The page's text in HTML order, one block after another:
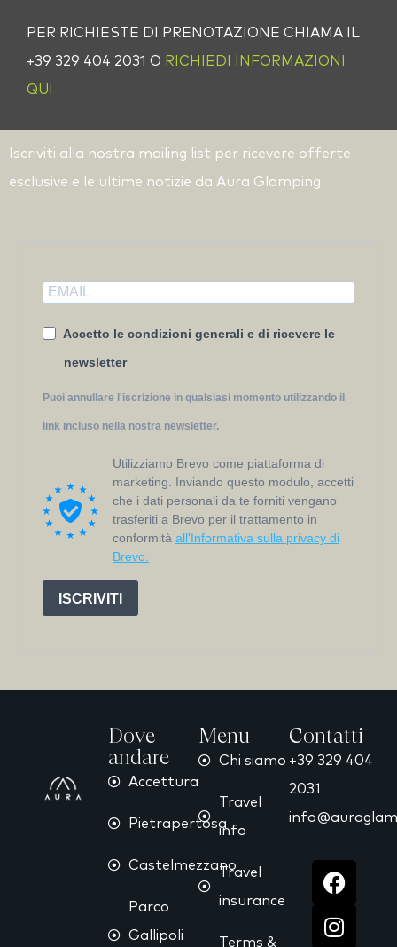
PER RICHIESTE DI PRENOTAZIONE CHIAMA IL
+39 329 404 2031 O RICHIEDI INFORMAZIONI
QUI
Iscriviti alla nostra mailing list per ricevere offerte
esclusive e le ultime notizie da Aura Glamping
Accetto le condizioni generali e di ricevere le
newsletter
Puoi annullare l'iscrizione in qualsiasi momento utilizzando il
link incluso nella nostra newsletter.
Utilizziamo Brevo come piattaforma di
marketing. Inviando questo modulo, accetti
che i dati personali da te forniti vengano
trasferiti a Brevo per il trattamento in
conformità all'Informativa sulla privacy di
Brevo.
ISCRIVITI
Dove
andare
Accettura
Pietrapertosa
Castelmezzano
Parco
Gallipoli
Menu
Chi siamo
Travel
info
Travel
insurance
Terms &
Contatti
+39 329 404
2031